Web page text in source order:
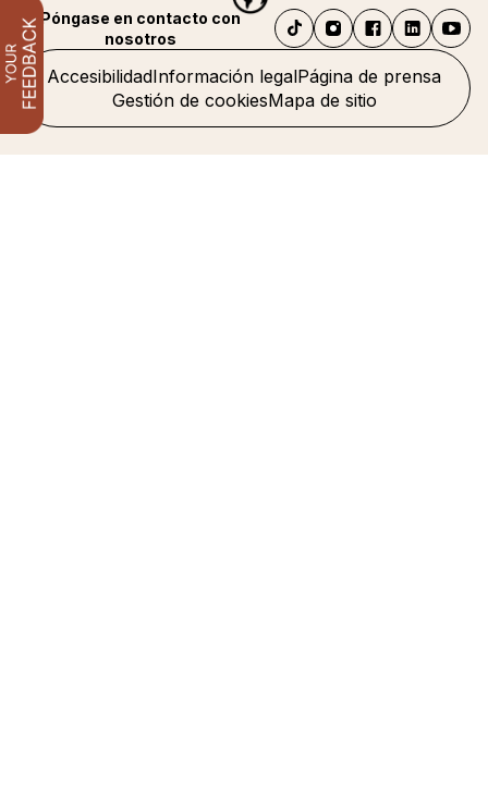
AccesibilidadInformación legalPágina de prensa
Gestión de cookiesMapa de sitio
Póngase en contacto con
nosotros